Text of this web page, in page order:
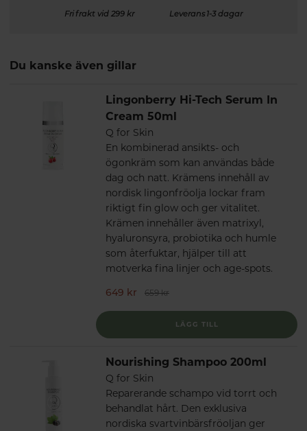
Fri frakt vid 299 kr Leverans 1-3 dagar
Du kanske även gillar
Lingonberry Hi-Tech Serum In
Cream 50ml
Q for Skin
En kombinerad ansikts- och
ögonkräm som kan användas både
dag och natt. Krämens innehåll av
nordisk lingonfröolja lockar fram
riktigt fin glow och ger vitalitet.
Krämen innehåller även matrixyl,
hyaluronsyra, probiotika och humle
som återfuktar, hjälper till att
motverka fina linjer och age-spots.
649 kr
659 kr
LÄGG TILL
Nourishing Shampoo 200ml
Q for Skin
Reparerande schampo vid torrt och
behandlat hårt. Den exklusiva
nordiska svartvinbärsfröoljan ger